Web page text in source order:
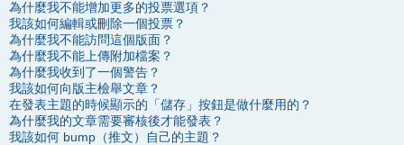
為什麼我不能增加更多的投票選項？
我該如何編輯或刪除一個投票？
為什麼我不能訪問這個版面？
為什麼我不能上傳附加檔案？
為什麼我收到了一個警告？
我該如何向版主檢舉文章？
在發表主題的時候顯示的「儲存」按鈕是做什麼用的？
為什麼我的文章需要審核後才能發表？
我該如何 bump（推文）自己的主題？